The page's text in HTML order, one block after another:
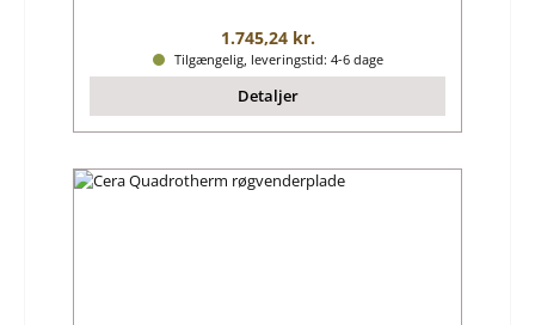
Almindelig pris:
1.745,24 kr.
Tilgængelig, leveringstid: 4-6 dage
Detaljer